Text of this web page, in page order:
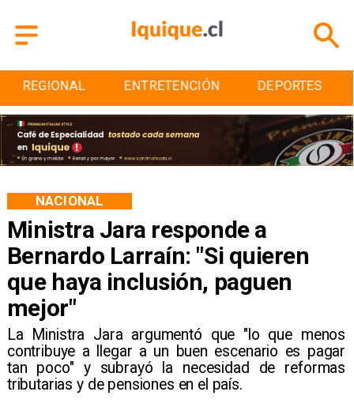
ENTRETENCIÓN DEPORTES CULTURA
Ministra Jara responde a
Bernardo Larraín: "Si quieren
que haya inclusión, paguen
mejor"
La Ministra Jara argumentó que "lo que menos
contribuye a llegar a un buen escenario es pagar
tan poco" y subrayó la necesidad de reformas
tributarias y de pensiones en el país.
NACIONAL